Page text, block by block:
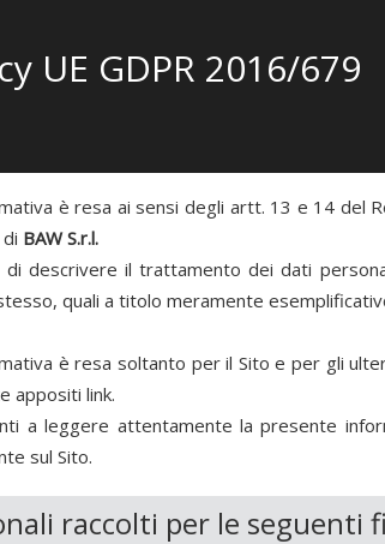
UE GDPR 2016/679
è resa ai sensi degli artt. 13 e 14 del
BAW S.r.l.
di descrivere il trattamento dei dati
quali a titolo meramente
è resa soltanto per il Sito e per gli
appositi link.
a leggere attentamente la presente
sul Sito.
raccolti per le seguenti